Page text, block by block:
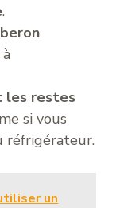
.
les restes
si vous
réfrigérateur.
un